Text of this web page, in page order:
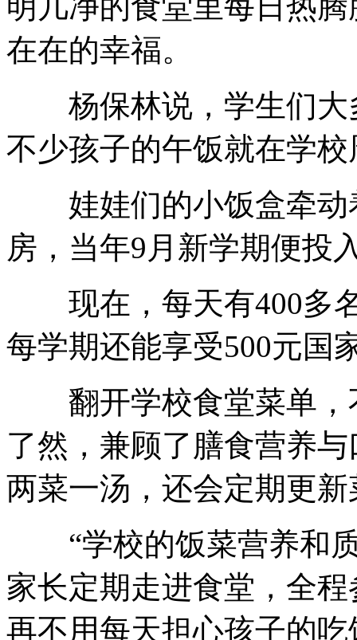
在在的幸福。
杨保林说，学生们大
不少孩子的午饭就在学
娃娃们的小饭盒牵动
房，当年9月新学期便投
现在，每天有400多名
每学期还能享受500元国
翻开学校食堂菜单，
了然，兼顾了膳食营养
两菜一汤，还会定期更
“学校的饭菜营养和质
家长定期走进食堂，全
再不用每天担心孩子的